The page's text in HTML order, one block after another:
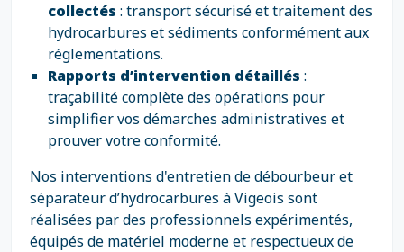
collectés : transport sécurisé et traitement des
hydrocarbures et sédiments conformément aux
réglementations.
Rapports d’intervention détaillés :
traçabilité complète des opérations pour
simplifier vos démarches administratives et
prouver votre conformité.
Nos interventions d'entretien de débourbeur et
séparateur d’hydrocarbures à Vigeois sont
réalisées par des professionnels expérimentés,
équipés de matériel moderne et respectueux de